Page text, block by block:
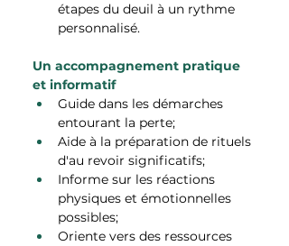
étapes du deuil à un rythme
personnalisé.
Un accompagnement pratique
et informatif
Guide dans les démarches
entourant la perte;
Aide à la préparation de rituels
d'au revoir significatifs;
Informe sur les réactions
physiques et émotionnelles
possibles;
Oriente vers des ressources